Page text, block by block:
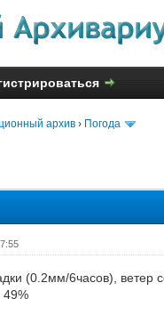
архив › Погода
(0.2мм/6часов), ветер
49%